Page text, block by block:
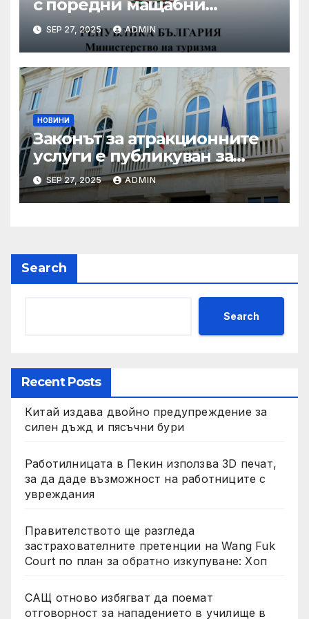
с поредни мащабни
координирани проверки
през летния сезон
SEP 27, 2025 ADMIN
НОВИНИ
Законът за атракционните
услуги е публикуван за
обществено обсъждане
SEP 27, 2025 ADMIN
Search
Search
Recent Posts
Китай издава двойно предупреждение за
силен дъжд и пясъчни бури
Работилницата в Пекин използва 3D печат,
за да даде възможност на работниците с
увреждания
Правителството ще разгледа
застрахователните претенции на Wang Fuk
Court по план за обратно изкупуване: Хоп
САЩ отново избягват да поемат
отговорност за нападението в училище в